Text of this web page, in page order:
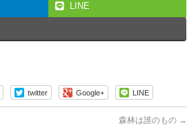
LINE
twitter Google+ LINE
森林は誰のもの →